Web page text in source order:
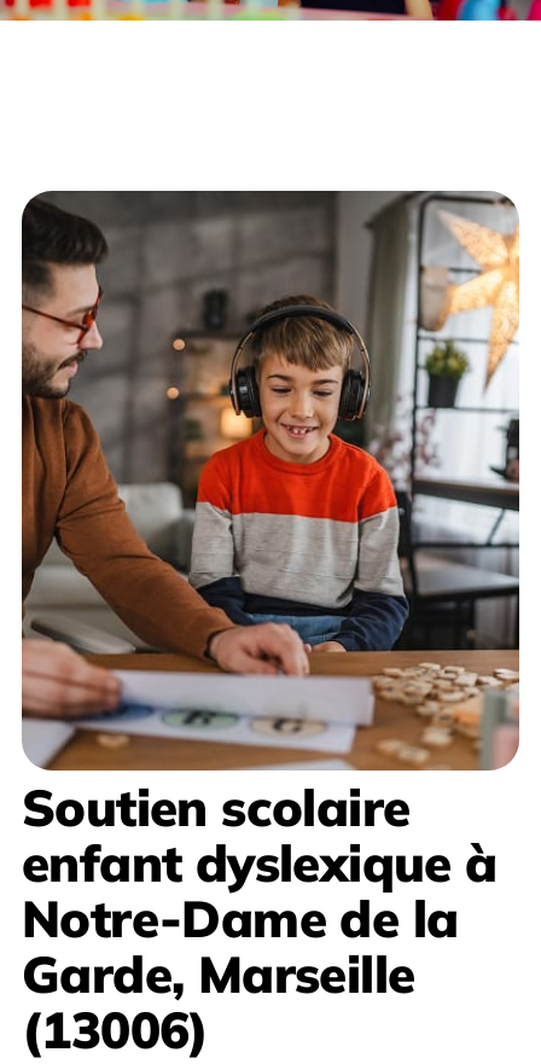
Soutien scolaire
enfant dyslexique à
Notre-Dame de la
Garde, Marseille
(13006)